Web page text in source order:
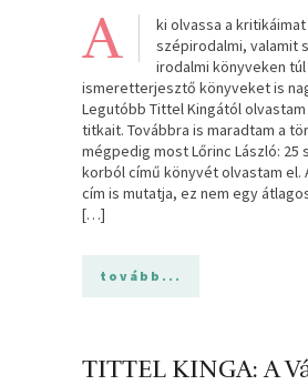
A
ki olvassa a
szépirodalmi, valamit
irodalmi könyveken túl
ismeretterjesztő könyveket is
Legutóbb Tittel Kingától olvastam
titkait. Továbbra is maradtam a
mégpedig most Lőrinc László: 25
korból című könyvét olvastam el.
cím is mutatja, ez nem egy
[…]
tovább...
TITTEL KINGA: A